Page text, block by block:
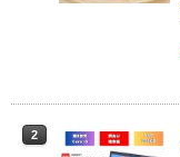
2